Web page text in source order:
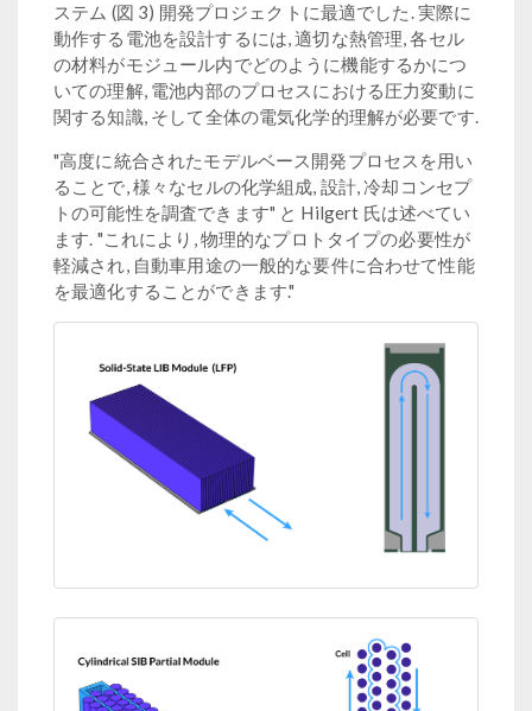
ステム (図 3) 開発プロジェクトに最適でした. 実際に
動作する電池を設計するには, 適切な熱管理, 各セル
の材料がモジュール内でどのように機能するかにつ
いての理解, 電池内部のプロセスにおける圧力変動に
関する知識, そして全体の電気化学的理解が必要です.
"高度に統合されたモデルベース開発プロセスを用い
ることで, 様々なセルの化学組成, 設計, 冷却コンセプ
トの可能性を調査できます" と Hilgert 氏は述べてい
ます. "これにより, 物理的なプロトタイプの必要性が
軽減され, 自動車用途の一般的な要件に合わせて性能
を最適化することができます."